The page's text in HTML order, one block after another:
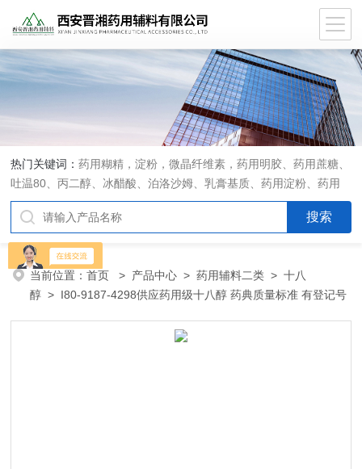
热门关键词：药用糊精，淀粉，微晶纤维素，药用明胶、药用蔗糖、
吐温80、丙二醇、冰醋酸、泊洛沙姆、乳膏基质、药用淀粉、药用
糊精、硬脂酸镁、聚丙烯酸树脂系列、羧甲基淀粉钠、羧甲基纤维素
钠、可溶性淀粉、甘露醇、羟丙纤维素、羟丙基甲基纤维素、乳糖、
交联聚维酮、交联羧甲基纤维素钠、聚乙二醇（PEG）系列、二氧化
硅、聚乙烯吡咯烷酮、十八醇、十六醇、预交化淀粉、微晶纤维素、
甲基纤维素、乙基纤维素，三氯蔗糖，麝香草酚，药用蜂蜜，
当前位置：首页 > 产品中心 >药用辅料二类 >十八
醇 > I80-9187-4298供应药用级十八醇 药典质量标准 有登记号